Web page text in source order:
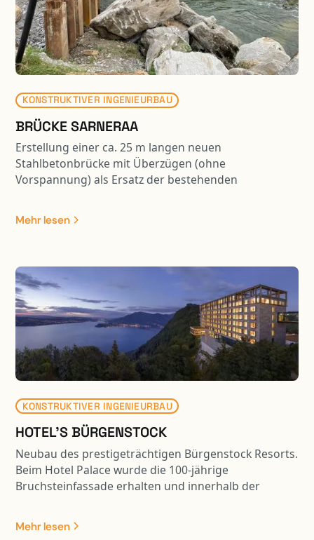
KONSTRUKTIVER INGENIEURBAU
BRÜCKE SARNERAA
Erstellung einer ca. 25 m langen neuen
Stahlbetonbrücke mit Überzügen (ohne
Vorspannung) als Ersatz der bestehenden
seitlich hergestellt und mit einem 700 to
Gittermastkran an die effektive Position versetzt. Das
Abbruch bestehende Brücke - Neubau Widerlager
mittels Umspundung / Pfählung usw.; davon 1 WL im
Nahbereich der Zentralbahn - Brückenplatte mittels
Kran versetzen - Vorarbeiten Gewässer usw. für
spätere Aufweitung und Renaturierung Sarneraa -
Umlegung Langsamverkehrswege - Anpassung
bestehende Kantonsstrasse an neue Situation
Mehr lesen
KONSTRUKTIVER INGENIEURBAU
HOTEL'S BÜRGENSTOCK
Neubau des prestigeträchtigen Bürgenstock Resorts.
Beim Hotel Palace wurde die 100-jährige
Bruchsteinfassade erhalten und innerhalb der
Zudem wurde das Gebäude unterkellert und entlang
der steil abfallenden Bergflanke angebaut. Das
Mehr lesen